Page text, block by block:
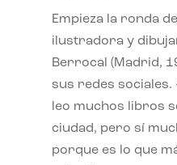
Empieza la ronda
ilustradora y
Berrocal (Madrid,
sus redes sociales.
leo muchos libros
ciudad, pero sí
porque es lo que